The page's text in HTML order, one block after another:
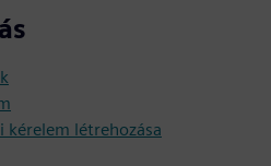
kérelem létrehozása